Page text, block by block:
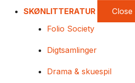
SKØNLITTERATUR
Folio Society
Digtsamlinger
Drama & skuespil